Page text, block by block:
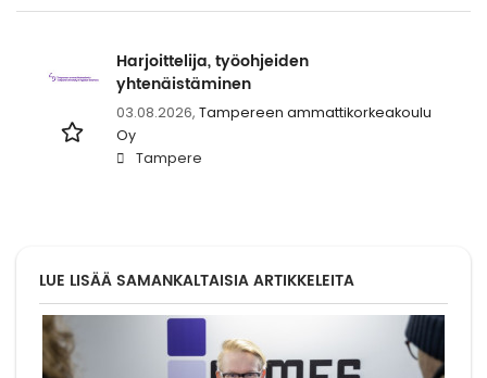
Harjoittelija, työohjeiden
yhtenäistäminen
03.08.2026, Tampereen ammattikorkeakoulu
Oy
Tampere
LUE LISÄÄ SAMANKALTAISIA ARTIKKELEITA